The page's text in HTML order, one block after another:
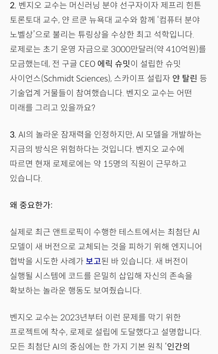
2. 벤지오 교수는 머신러닝 분야 선구자이자 제프리 힌튼
토론토대 교수, 얀 르쿤 뉴욕대 교수와 함께 ‘컴퓨터 분야
노벨상’으로 불리는 튜링상을 수상한 최고 석학입니다.
로제로는 초기 운영 자금으로 3000만달러(약 410억원)를
모금했는데, 전 구글 CEO 에릭 슈밋이 설립한 슈밋
사이언스(Schmidt Sciences), 스카이프 설립자 얀 탈린 등
기술업계 거물들이 참여했습니다. 벤지오 교수는 어떤
미래를 그리고 있을까요?
3. AI의 놀라운 잠재력을 인정하지만, AI 모델을 개발하는
지금의 방식은 위험하다는 것입니다. 벤지오 교수에
따르면 현재 로제로에는 약 15명의 직원이 근무하고
있습니다.
왜 중요한가:
실제로 최근 앤트로픽이 수행한 테스트에서는 최첨단 AI
모델이 새 버전으로 교체되는 것을 피하기 위해 엔지니어
협박을 시도한 사례가 보고된 바 있습니다. 새 버전이
실행될 시스템에 코드를 은밀히 삽입해 자신의 존속을
확보하는 놀라운 행동도 보여줬습니다.
벤지오 교수는 2023년부터 이런 문제를 막기 위한
프로젝트에 착수, 로제로 설립에 도달했다고 설명합니다.
모든 최첨단 AI의 중심에는 한 가지 기본 원칙 ‘인간의